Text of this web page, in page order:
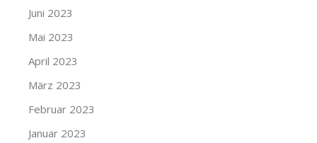
Juni 2023
Mai 2023
April 2023
März 2023
Februar 2023
Januar 2023